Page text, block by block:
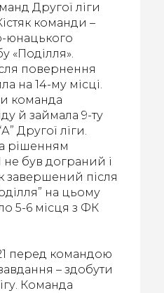
Другої ліги
команди –
юнацького
«Поділля».
повернення
на 14-му місці.
команда
й займала 9-ту
Другої ліги.
рішенням
був дограний і
завершений після
на цьому
5-6 місця з ФК
перед командою
– здобути
Команда